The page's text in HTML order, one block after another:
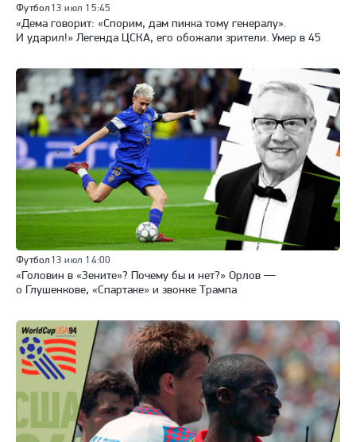
Футбол 13 июл 15:45
«Дема говорит: «Спорим, дам пинка тому генералу».
И ударил!» Легенда ЦСКА, его обожали зрители. Умер в 45
Футбол 13 июл 14:00
«Головин в «Зените»? Почему бы и нет?» Орлов —
о Глушенкове, «Спартаке» и звонке Трампа